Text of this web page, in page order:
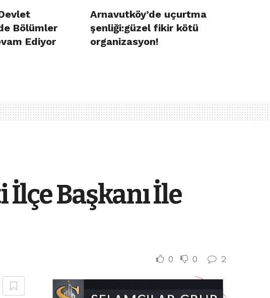
Bölümler
Ediyor
Arnavutköy’de uçurtma
şenliği:güzel fikir kötü
organizasyon!
Başkanı İle
0 0 2